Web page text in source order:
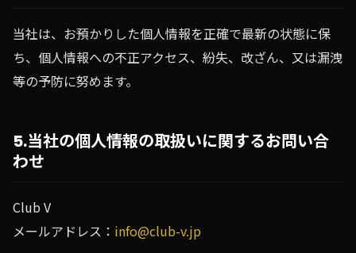
当社は、お預かりした個人情報を正確で最新の状態に保
ち、個人情報への不正アクセス、紛失、改ざん、又は漏洩
等の予防に努めます。
5.当社の個人情報の取扱いに関するお問い合
わせ
Club V
メールアドレス： info@club-v.jp